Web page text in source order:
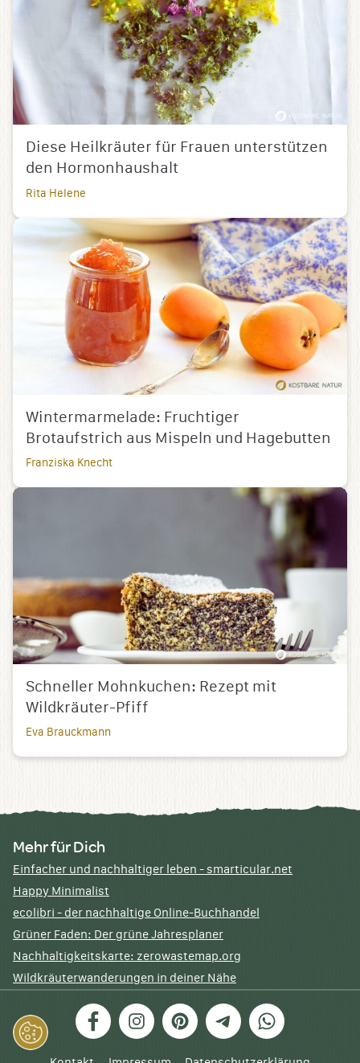
Diese Heilkräuter für Frauen unterstützen
den Hormonhaushalt
Rita Helene
Wintermarmelade: Fruchtiger
Brotaufstrich aus Mispeln und Hagebutten
Franziska Knecht
Schneller Mohnkuchen: Rezept mit
Wildkräuter-Pfiff
Eva Brauckmann
Mehr für Dich
Einfacher und nachhaltiger leben - smarticular.net
Happy Minimalist
ecolibri - der nachhaltige Online-Buchhandel
Grüner Faden: Der grüne Jahresplaner
Nachhaltigkeitskarte: zerowastemap.org
Wildkräuterwanderungen in deiner Nähe
FacebookInstagramPinterestTelegramWhatsApp